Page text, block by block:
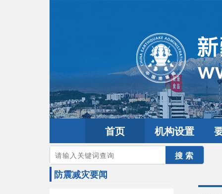
首页 机构设置
您的当前位置：首页>要闻动态
防震减灾要闻